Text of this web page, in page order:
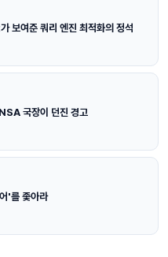
여준 쿼리 엔진 최적화의 정석
국장이 던진 경고
'를 좇아라